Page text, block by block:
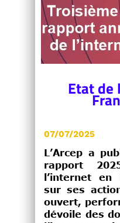
Etat de
07/07/2025
L’Arcep a
rapport
l’internet
sur ses
ouvert,
dévoile des